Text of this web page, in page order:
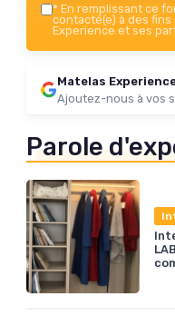
* En remplissant ce
contacté(e) à des fins
Experience et ses
Matelas
Ajoutez-nous à vos
Parole